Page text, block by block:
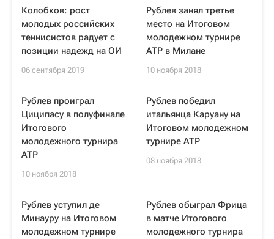
Колобков: рост
молодых российских
теннисистов радует с
позиции надежд на ОИ
06 сентября 2019
Рублев занял третье
место на Итоговом
молодежном турнире
ATP в Милане
10 ноября 2018
Рублев проиграл
Циципасу в полуфинале
Итогового
молодежного турнира
ATP
10 ноября 2018
Рублев победил
итальянца Каруану на
Итоговом молодежном
турнире ATP
08 ноября 2018
Рублев уступил де
Минауру на Итоговом
молодежном турнире
Рублев обыграл Фрица
в матче Итогового
молодежного турнира